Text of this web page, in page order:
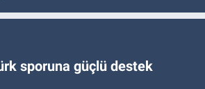
sporuna güçlü destek